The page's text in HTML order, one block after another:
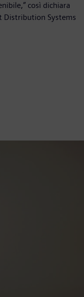
così dichiara
Distribution Systems